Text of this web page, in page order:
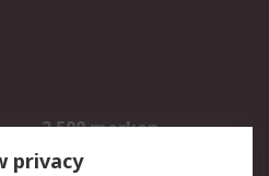
2.500 merken
Inkoopoplossingen
privacy